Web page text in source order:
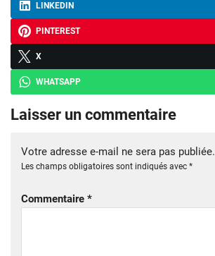
LINKEDIN
PINTEREST
X
WHATSAPP
Laisser un commentaire
Votre adresse e-mail ne sera pas publiée.
Les champs obligatoires sont indiqués avec *
Commentaire *